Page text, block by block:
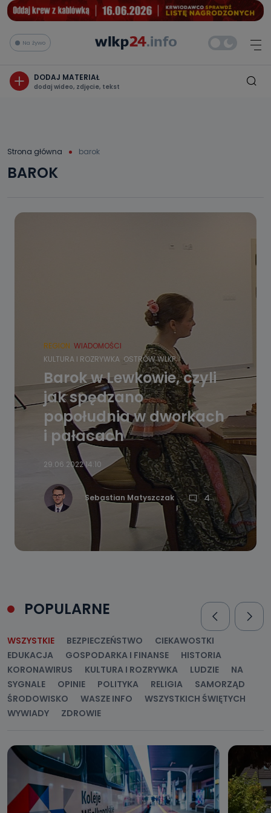
Na żywo
DODAJ MATERIAŁ
dodaj wideo, zdjęcie, tekst
Strona główna barok
BAROK
REGION WIADOMOŚCI
KULTURA I ROZRYWKA OSTRÓW WLKP.
Barok w Lewkowie, czyli
jak spędzano
popołudnia w dworkach
i pałacach
29.06.2022 14:10
Sebastian Matyszczak 4
POPULARNE
WSZYSTKIE BEZPIECZEŃSTWO
CIEKAWOSTKI
EDUKACJA
GOSPODARKA I FINANSE
HISTORIA
KORONAWIRUS
KULTURA I ROZRYWKA LUDZIE
NA
SYGNALE
OPINIE POLITYKA RELIGIA
SAMORZĄD
ŚRODOWISKO
WASZE INFO
WSZYSTKICH ŚWIĘTYCH
WYWIADY
ZDROWIE